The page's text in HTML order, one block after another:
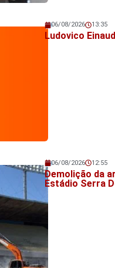
Veja também!
06/08/2026 13:35
Ludovico
Veja também!
06/08/2026 12:55
Demolição da
Estádio Serra